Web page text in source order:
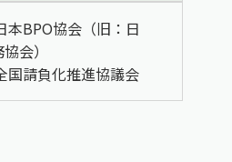
本BPO協会（旧：日
会）
国請負化推進協議会